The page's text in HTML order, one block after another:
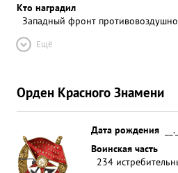
Кто наградил
Западный фронт
Ещё
Орден Красного Знамени
Дата рождения
Воинская часть
234